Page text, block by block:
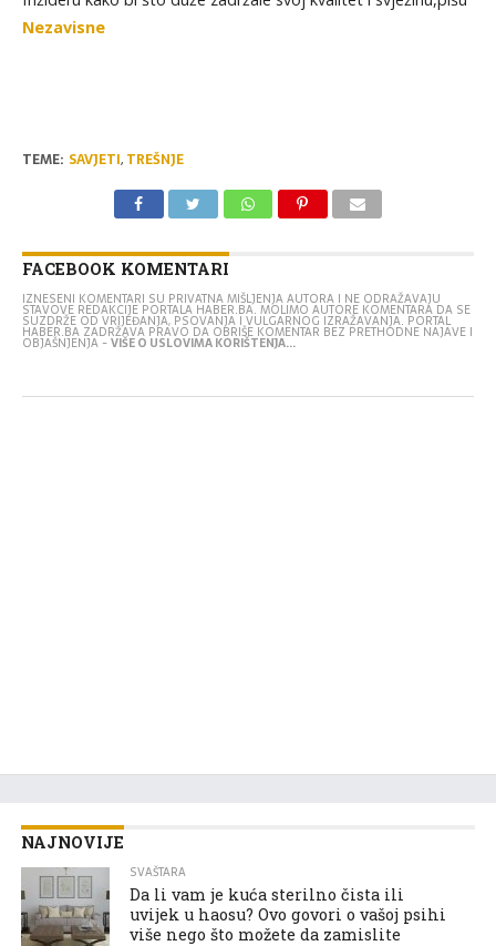
Nezavisne
TEME: SAVJETI, TREŠNJE
FACEBOOK KOMENTARI
IZNESENI KOMENTARI SU PRIVATNA MIŠLJENJA AUTORA I NE ODRAŽAVAJU
STAVOVE REDAKCIJE PORTALA HABER.BA. MOLIMO AUTORE KOMENTARA DA SE
SUZDRŽE OD VRIJEĐANJA, PSOVANJA I VULGARNOG IZRAŽAVANJA. PORTAL
HABER.BA ZADRŽAVA PRAVO DA OBRIŠE KOMENTAR BEZ PRETHODNE NAJAVE I
OBJAŠNJENJA -VIŠE O USLOVIMA KORIŠTENJA...
NAJNOVIJE
SVAŠTARA
Da li vam je kuća sterilno čista ili
uvijek u haosu? Ovo govori o vašoj psihi
više nego što možete da zamislite